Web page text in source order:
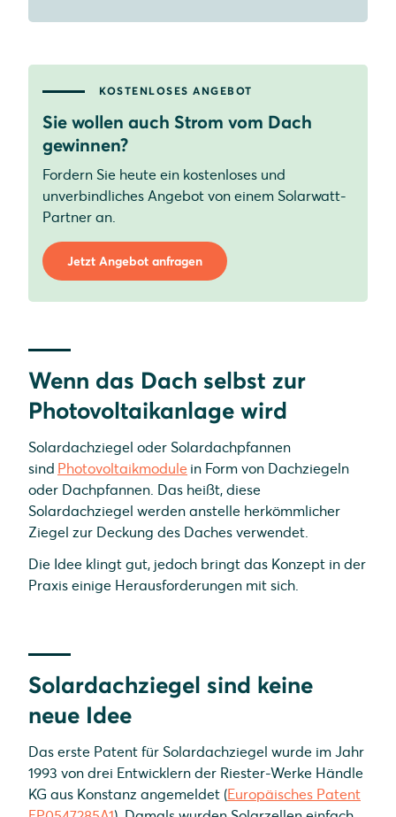
KOSTENLOSES ANGEBOT
Sie wollen auch Strom vom Dach
gewinnen?
Fordern Sie heute ein kostenloses und
unverbindliches Angebot von einem Solarwatt-
Partner an.
Jetzt Angebot anfragen
Wenn das Dach selbst zur
Photovoltaikanlage wird
Solardachziegel oder Solardachpfannen
sind Photovoltaikmodule in Form von Dachziegeln
oder Dachpfannen. Das heißt, diese
Solardachziegel werden anstelle herkömmlicher
Ziegel zur Deckung des Daches verwendet.
Die Idee klingt gut, jedoch bringt das Konzept in der
Praxis einige Herausforderungen mit sich.
Solardachziegel sind keine
neue Idee
Das erste Patent für Solardachziegel wurde im Jahr
1993 von drei Entwicklern der Riester-Werke Händle
KG aus Konstanz angemeldet (Europäisches Patent